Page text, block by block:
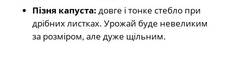
Пізня капуста: довге і тонке стебло при
дрібних листках. Урожай буде невеликим
за розміром, але дуже щільним.